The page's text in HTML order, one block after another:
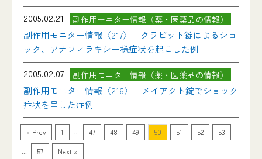
2005.02.21
副作用モニター情報（薬・医薬品の情報）
副作用モニター情報〈217〉 クラビット錠によるショ
ック、アナフィラキシー様症状を起こした例
2005.02.07
副作用モニター情報（薬・医薬品の情報）
副作用モニター情報〈216〉 メイアクト錠でショック
症状を呈した症例
« Prev 1 47 48 49 50 51 52
53
57 Next »